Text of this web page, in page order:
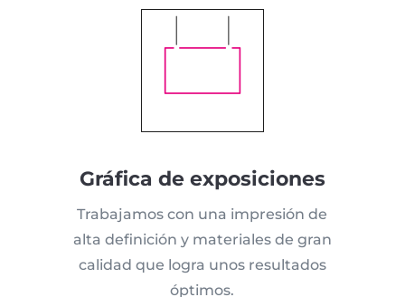
Gráfica de exposiciones
Trabajamos con una impresión de
alta definición y materiales de gran
calidad que logra unos resultados
óptimos.